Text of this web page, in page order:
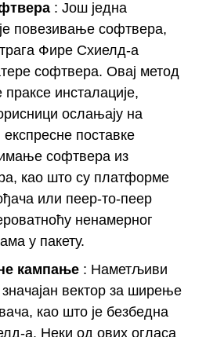
: Још једна
повезивање софтвера,
Фире Схиелд-а
софтвера. Овај метод
инсталације,
ослањају на
поставке
софтвера из
као што су платформе
или пеер-то-пеер
ненамерног
у пакету.
кампање : Наметљиви
вектор за ширење
као што је безбедна
а. Неки од ових огласа